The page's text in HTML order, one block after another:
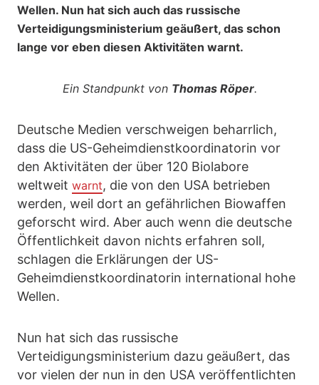
Wellen. Nun hat sich auch das russische
Verteidigungsministerium geäußert, das schon
lange vor eben diesen Aktivitäten warnt.
Ein Standpunkt von Thomas Röper.
Deutsche Medien verschweigen beharrlich,
dass die US-Geheimdienstkoordinatorin vor
den Aktivitäten der über 120 Biolabore
weltweit warnt, die von den USA betrieben
werden, weil dort an gefährlichen Biowaffen
geforscht wird. Aber auch wenn die deutsche
Öffentlichkeit davon nichts erfahren soll,
schlagen die Erklärungen der US-
Geheimdienstkoordinatorin international hohe
Wellen.
Nun hat sich das russische
Verteidigungsministerium dazu geäußert, das
vor vielen der nun in den USA veröffentlichten